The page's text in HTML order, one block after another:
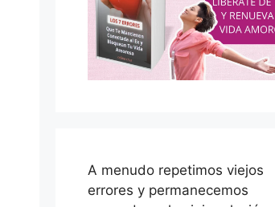
A menudo repetimos viejos
errores y permanecemos